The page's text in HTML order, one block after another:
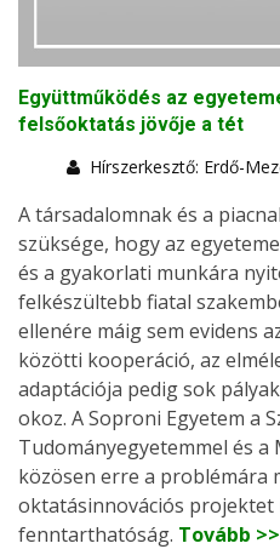
Együttműködés az
felsőoktatás jövője a tét
Hírszerkesztő: Erdő-
A társadalomnak és a
szüksége, hogy az
és a gyakorlati munkára
felkészültebb fiatal
ellenére máig sem evidens
közötti kooperáció, az
adaptációja pedig sok
okoz. A Soproni Egyetem a
Tudományegyetemmel és a
közösen erre a problémára
oktatásinnovációs
fenntarthatóság. Tovább